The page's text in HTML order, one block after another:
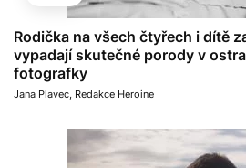
Rodička na všech čtyřech i dítě
vypadají skutečné porody v
fotografky
Jana Plavec Redakce Heroine